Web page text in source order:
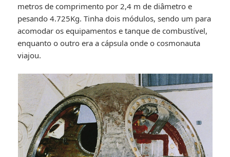
metros de comprimento por 2,4 m de diâmetro e
pesando 4.725Kg. Tinha dois módulos, sendo um para
acomodar os equipamentos e tanque de combustível,
enquanto o outro era a cápsula onde o cosmonauta
viajou.